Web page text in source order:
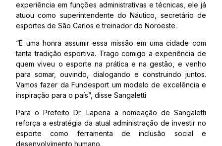
experiência em funções administrativas e técnicas, ele já
atuou como superintendente do Náutico, secretário de
esportes de São Carlos e treinador do Noroeste.
“É uma honra assumir essa missão em uma cidade com
tanta tradição esportiva. Trago comigo a experiência de
quem viveu o esporte na prática e na gestão, e venho
para somar, ouvindo, dialogando e construindo juntos.
Vamos fazer da Fundesport um modelo de excelência e
inspiração para o país”, disse Sangaletti
Para o Prefeito Dr. Lapena a nomeação de Sangaletti
reforça a estratégia da atual administração de investir no
esporte como ferramenta de inclusão social e
desenvolvimento humano.